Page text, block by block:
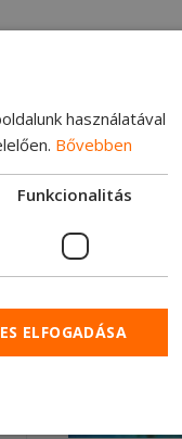
használatával
Bővebben
Funkcionalitás
ELFOGADÁSA